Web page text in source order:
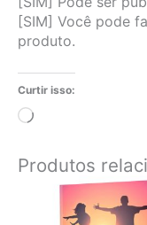
[SIM] Você pode
produto.
Curtir isso:
Carregando...
Produtos